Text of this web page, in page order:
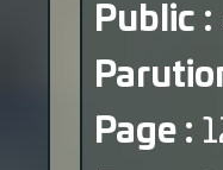
Public :
Page :